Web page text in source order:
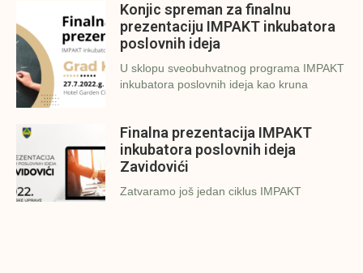
Konjic spreman za finalnu
prezentaciju IMPAKT inkubatora
poslovnih ideja
U sklopu sveobuhvatnog programa IMPAKT
inkubatora poslovnih ideja kao kruna
Finalna prezentacija IMPAKT
inkubatora poslovnih ideja
Zavidovići
Zatvaramo još jedan ciklus IMPAKT